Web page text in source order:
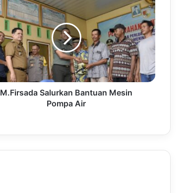
M.Firsada Salurkan Bantuan Mesin
Pompa Air